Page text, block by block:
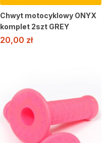
Chwyt motocyklowy ONYX
komplet 2szt GREY
20,00 zł